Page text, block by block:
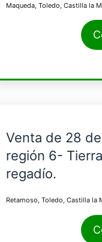
Maqueda, Toledo, Castilla la
Venta de 28
región 6-
regadío.
Retamoso, Toledo, Castilla la